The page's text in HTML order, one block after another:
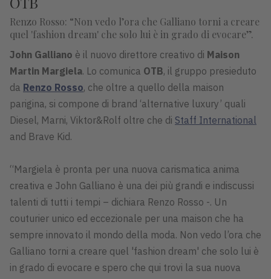
Renzo Rosso: “Non vedo l’ora che Galliano torni a creare
quel 'fashion dream' che solo lui è in grado di evocare”.
John Galliano è il nuovo direttore creativo di Maison
Martin Margiela. Lo comunica OTB, il gruppo presieduto
da Renzo Rosso, che oltre a quello della maison
parigina, si compone di brand ‘alternative luxury’ quali
Diesel, Marni, Viktor&Rolf oltre che di Staff International
and Brave Kid.
“Margiela è pronta per una nuova carismatica anima
creativa e John Galliano è una dei più grandi e indiscussi
talenti di tutti i tempi – dichiara Renzo Rosso -. Un
couturier unico ed eccezionale per una maison che ha
sempre innovato il mondo della moda. Non vedo l’ora che
Galliano torni a creare quel 'fashion dream' che solo lui è
in grado di evocare e spero che qui trovi la sua nuova